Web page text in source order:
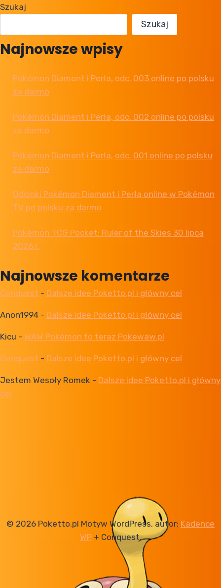
Szukaj
Szukaj
Najnowsze wpisy
Pokémon Diament i Perła, odc. 003 online po polsku
za darmo
Pokémon Diament i Perła, odc. 002 online po polsku
za darmo
Pokémon Diament i Perła, odc. 001 online po polsku
za darmo
Odcinki Pokémon Diament i Perła online w Pokémon
TV po polsku za darmo
Pokémon TCG Pocket: Ruler of the Skies 30 lipca
2026 r.
Najnowsze komentarze
Conquest - Dalsze idee Poketto.pl i główny cel
Anon1994 - Dalsze idee Poketto.pl i główny cel
Kicu - WAW Pokémon to teraz Pokewaw.pl
Conquest - Dalsze idee Poketto.pl i główny cel
Jestem Wesoły Romek - Dalsze idee Poketto.pl i główny
cel
© 2026 Poketto.pl Motyw WordPress, autor: Kadence
WP+ Conquest.